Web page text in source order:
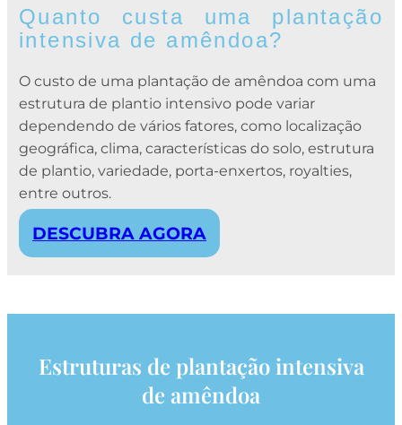
Quanto custa uma plantação
intensiva de amêndoa?
O custo de uma plantação de amêndoa com uma
estrutura de plantio intensivo pode variar
dependendo de vários fatores, como localização
geográfica, clima, características do solo, estrutura
de plantio, variedade, porta-enxertos, royalties,
entre outros.
DESCUBRA AGORA
Estruturas de plantação intensiva
de amêndoa